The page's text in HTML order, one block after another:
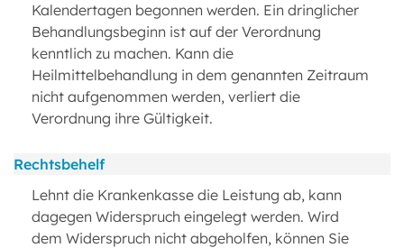
Kalendertagen begonnen werden. Ein dringlicher
Behandlungsbeginn ist auf der Verordnung
kenntlich zu machen. Kann die
Heilmittelbehandlung in dem genannten Zeitraum
nicht aufgenommen werden, verliert die
Verordnung ihre Gültigkeit.
Rechtsbehelf
Lehnt die Krankenkasse die Leistung ab, kann
dagegen Widerspruch eingelegt werden. Wird
dem Widerspruch nicht abgeholfen, können Sie